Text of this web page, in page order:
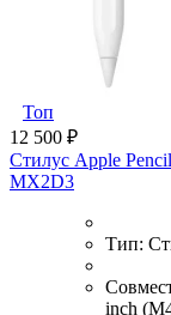
Топ
12 500 ₽
Стилус Apple
MX2D3
Тип:
inch